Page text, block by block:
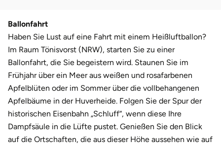
Ballonfahrt
Haben Sie Lust auf eine Fahrt mit einem Heißluftballon?
Im Raum Tönisvorst (NRW), starten Sie zu einer
Ballonfahrt, die Sie begeistern wird. Staunen Sie im
Frühjahr über ein Meer aus weißen und rosafarbenen
Apfelblüten oder im Sommer über die vollbehangenen
Apfelbäume in der Huverheide. Folgen Sie der Spur der
historischen Eisenbahn „Schluff“, wenn diese Ihre
Dampfsäule in die Lüfte pustet. Genießen Sie den Blick
auf die Ortschaften, die aus dieser Höhe aussehen wie auf
Deggendorf
Dessau
Dietzenbach
Dingolfing
Dorsten
sächsische Schweiz